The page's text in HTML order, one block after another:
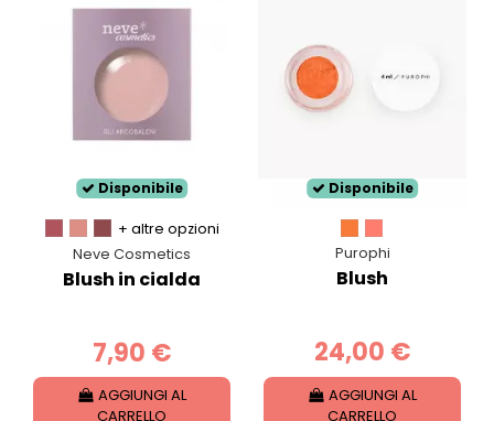
seconda del prodotto che meglio si adatta alla
pelle del tuo viso.
Solo su Wingsbeat trovi i migliori marchi di blush
bio, come
Neve Cosmetics Couleur Caramel
Purobio,AvrileAlkemilla
Ordina adesso il tuo blush bio, acquista online su
Wingsbeat!
Disponibile
+ altre opzioni
Neve Cosmetics
Blush in cialda
7,90 €
AGGIUNGI AL
CARRELLO
Disponibile
Purophi
Blush
24,00 €
AGGIUNGI AL
CARRELLO